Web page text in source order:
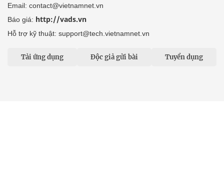
Email: contact@vietnamnet.vn
Báo giá: http://vads.vn
Hỗ trợ kỹ thuật: support@tech.vietnamnet.vn
Tải ứng dụng Độc giả gửi bài Tuyển dụng